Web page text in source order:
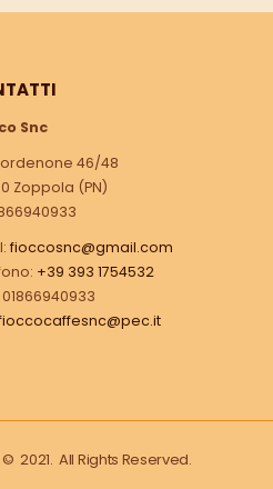
Snc
46/48
Zoppola (PN)
fioccosnc@gmail.com
+39 393 1754532
01866940933
2021. All Rights Reserved.